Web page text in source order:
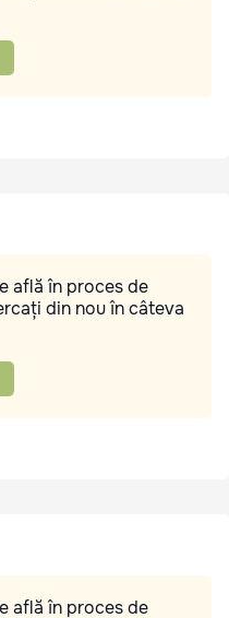
află în proces de
din nou în câteva
află în proces de